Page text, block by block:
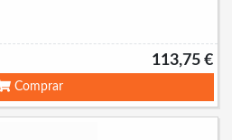
113,75 €
Comprar